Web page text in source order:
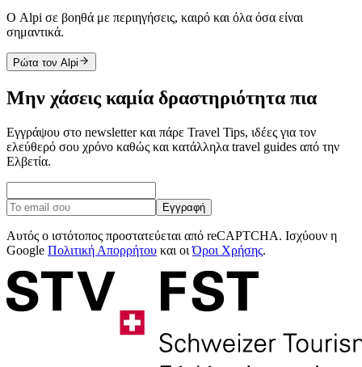
Ο Alpi σε βοηθά με περιηγήσεις, καιρό και όλα όσα είναι
σημαντικά.
Ρώτα τον Alpi
Μην χάσεις καμία δραστηριότητα πια
Εγγράψου στο newsletter και πάρε Travel Tips, ιδέες για τον
ελεύθερό σου χρόνο καθώς και κατάλληλα travel guides από την
Ελβετία.
Εγγραφή
Αυτός ο ιστότοπος προστατεύεται από reCAPTCHA. Ισχύουν η
Google Πολιτική Απορρήτου και οιΌροι Χρήσης.